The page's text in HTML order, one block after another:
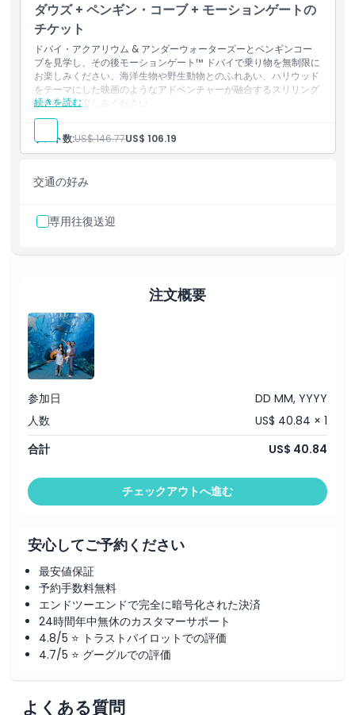
スキードバイのスノークラシックパスで、スノーパークへの無
制限アクセス、そり滑り、その他の雪のアクティビティをお楽
ダウズ + ペンギン・コーブ + モーションゲートの
チケット
ドバイ・アクアリウム & アンダーウォーターズーとペンギンコー
ブを見学し、その後モーションゲート™ ドバイで乗り物を無制限に
お楽しみください。海洋生物や野生動物とのふれあい、ハリウッド
をテーマにした映画のようなアドベンチャーが融合するスリリング
な体験をお楽しみください。
続きを読む
含まれるもの
ドバイ・アクアリウム & アンダーウォーターズーを見学し、
海洋生物を間近で観察できます。また、ペンギンコーブを訪れ
にお楽しみください。
ゲスト数:US$ 146.77US$ 106.19
交通の好み
専用往復送迎
注文概要
参加日
DD MM, YYYY
人数
US$ 40.84 × 1
合計
US$ 40.84
チェックアウトへ進む
安心してご予約ください
最安値保証
予約手数料無料
エンドツーエンドで完全に暗号化された決済
24時間年中無休のカスタマーサポート
4.8/5 ⭐ トラストパイロットでの評価
4.7/5 ⭐ グーグルでの評価
よくある質問